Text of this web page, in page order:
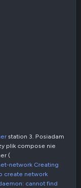
station 3. Posiadam
plik compose nie
(
network Creating
create network
cannot find